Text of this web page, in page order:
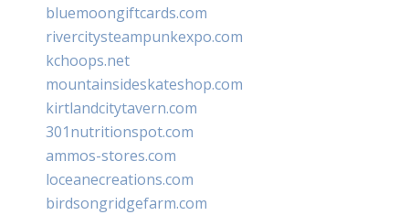
bluemoongiftcards.com
rivercitysteampunkexpo.com
kchoops.net
mountainsideskateshop.com
kirtlandcitytavern.com
301nutritionspot.com
ammos-stores.com
loceanecreations.com
birdsongridgefarm.com